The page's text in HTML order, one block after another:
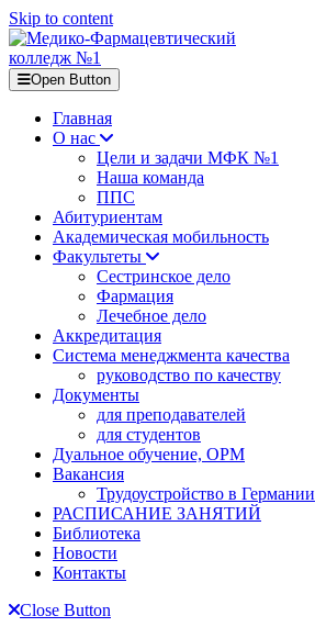
Skip to content
Open Button
Главная
О нас
Цели и задачи МФК №1
Наша команда
ППС
Абитуриентам
Академическая мобильность
Факультеты
Сестринское дело
Фармация
Лечебное дело
Аккредитация
Система менеджмента качества
руководство по качеству
Документы
для преподавателей
для студентов
Дуальное обучение, ОРМ
Вакансия
Трудоустройство в Германии
РАСПИСАНИЕ ЗАНЯТИЙ
Библиотека
Новости
Контакты
Close Button